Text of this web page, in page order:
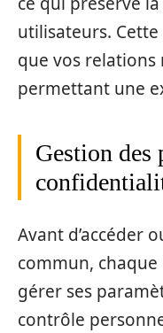
utilisateurs.
que vos relations
permettant une
Gestion des
Avant d’accéder
commun,
gérer ses
contrôle